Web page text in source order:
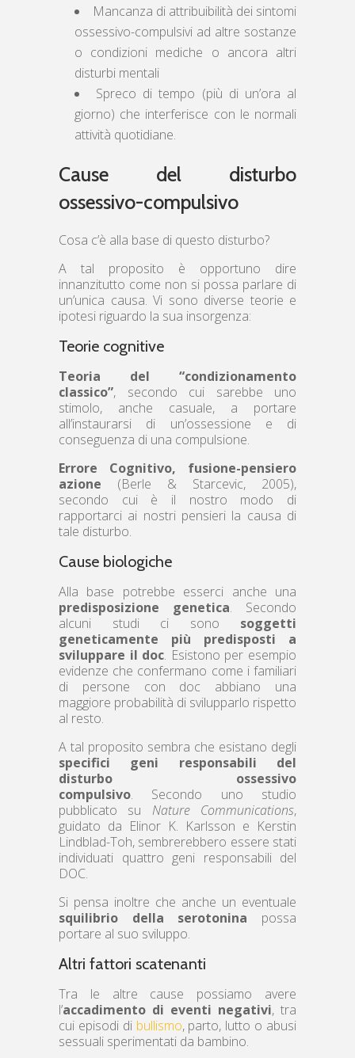
Mancanza di attribuibilità dei sintomi
ossessivo-compulsivi ad altre sostanze
o condizioni mediche o ancora altri
disturbi mentali
Spreco di tempo (più di un’ora al
giorno) che interferisce con le normali
attività quotidiane.
Cause del disturbo
ossessivo-compulsivo
Cosa c’è alla base di questo disturbo?
A tal proposito è opportuno dire
innanzitutto come non si possa parlare di
un’unica causa. Vi sono diverse teorie e
ipotesi riguardo la sua insorgenza:
Teorie cognitive
Teoria del “condizionamento
classico”, secondo cui sarebbe uno
stimolo, anche casuale, a portare
all’instaurarsi di un’ossessione e di
conseguenza di una compulsione.
Errore Cognitivo, fusione-pensiero
azione (Berle & Starcevic, 2005),
secondo cui è il nostro modo di
rapportarci ai nostri pensieri la causa di
tale disturbo.
Cause biologiche
Alla base potrebbe esserci anche una
predisposizione genetica. Secondo
alcuni studi ci sono soggetti
geneticamente più predisposti a
sviluppare il doc. Esistono per esempio
evidenze che confermano come i familiari
di persone con doc abbiano una
maggiore probabilità di svilupparlo rispetto
al resto.
A tal proposito sembra che esistano degli
specifici geni responsabili del
disturbo ossessivo
compulsivo. Secondo uno studio
pubblicato su Nature Communications,
guidato da Elinor K. Karlsson e Kerstin
Lindblad-Toh, sembrerebbero essere stati
individuati quattro geni responsabili del
DOC.
Si pensa inoltre che anche un eventuale
squilibrio della serotonina possa
portare al suo sviluppo.
Altri fattori scatenanti
Tra le altre cause possiamo avere
l’accadimento di eventi negativi, tra
cui episodi di bullismo, parto, lutto o abusi
sessuali sperimentati da bambino.